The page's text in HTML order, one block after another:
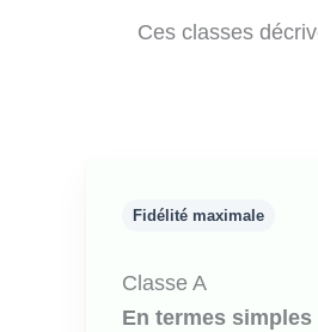
Ces classes
Fidélité maximale
Classe A
En termes simples